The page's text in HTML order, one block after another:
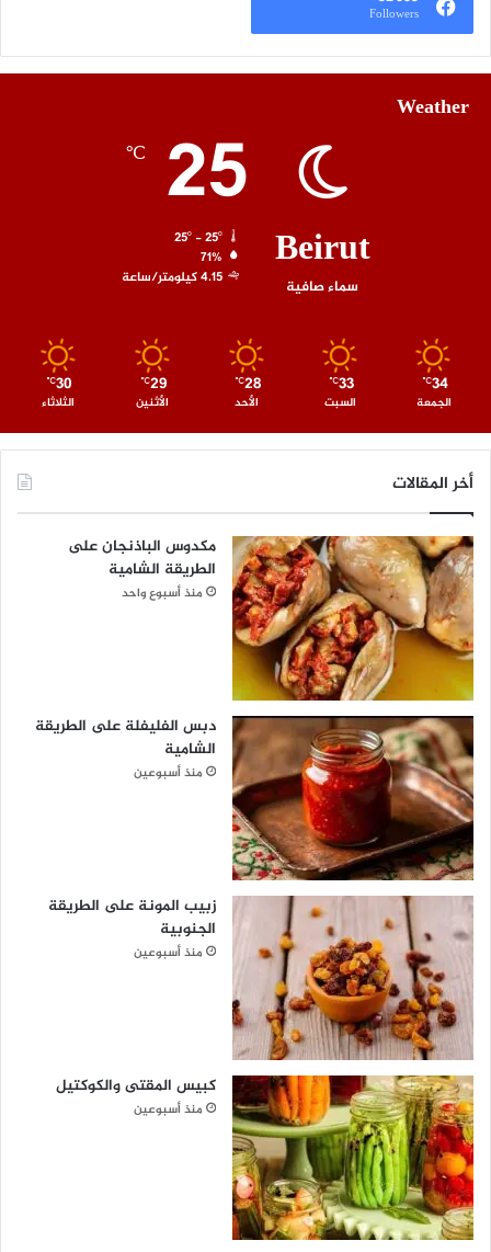
Followers
Weather
Beirut
سماء صافية
25
℃
25º - 25º
71%
4.15 كيلومتر/ساعة
34
℃
الجمعة
33
℃
السبت
28
℃
الأحد
29
℃
الأثنين
30
℃
الثلاثاء
أخر المقالات
مكدوس الباذنجان على
الطريقة الشامية
منذ أسبوع واحد
دبس الفليفلة على الطريقة
الشامية
منذ أسبوعين
زبيب المونة على الطريقة
الجنوبية
منذ أسبوعين
كبيس المقتى والكوكتيل
منذ أسبوعين